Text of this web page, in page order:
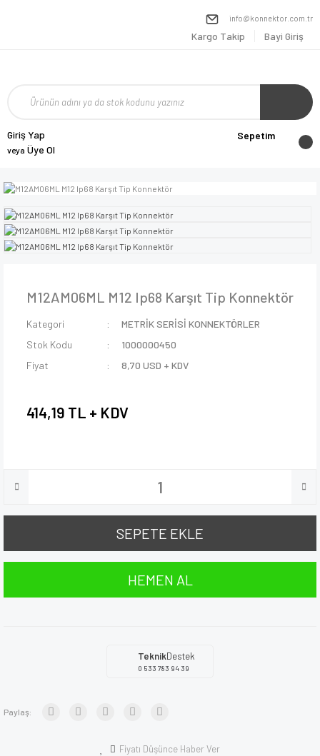
info@konnektor.com.tr
Kargo Takip Bayi Giriş
Giriş Yap
veya Üye Ol
Sepetim
M12AM06ML M12 Ip68 Karşıt Tip Konnektör
Kategori
METRİK SERİSİ KONNEKTÖRLER
Stok Kodu
1000000450
Fiyat
8,70 USD + KDV
414,19 TL + KDV
SEPETE EKLE
HEMEN AL
TeknikDestek
0 533 783 94 39
Paylaş:
Fiyatı Düşünce Haber Ver